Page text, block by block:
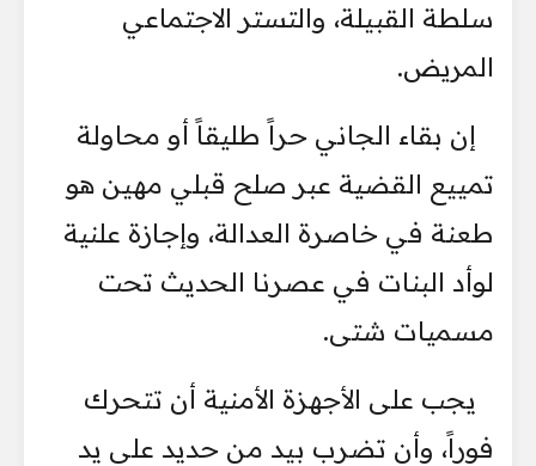
سلطة القبيلة، والتستر الاجتماعي
المريض.
إن بقاء الجاني حراً طليقاً أو محاولة
تمييع القضية عبر صلح قبلي مهين هو
طعنة في خاصرة العدالة، وإجازة علنية
لوأد البنات في عصرنا الحديث تحت
مسميات شتى.
يجب على الأجهزة الأمنية أن تتحرك
فوراً، وأن تضرب بيد من حديد على يد